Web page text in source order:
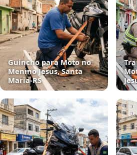
Guincho para Moto no
Menino Jesus, Santa
Maria‑RS